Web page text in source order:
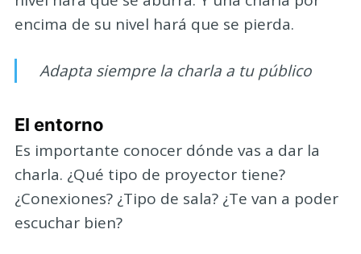
encima de su nivel hará que se pierda.
Adapta siempre la charla a tu público
El entorno
Es importante conocer dónde vas a dar la
charla. ¿Qué tipo de proyector tiene?
¿Conexiones? ¿Tipo de sala? ¿Te van a poder
escuchar bien?